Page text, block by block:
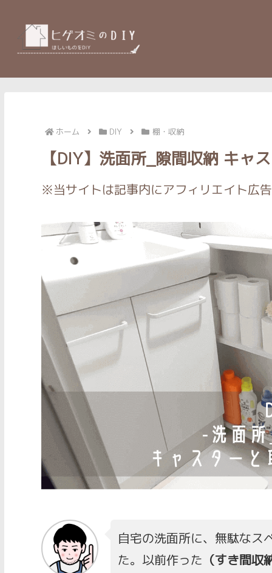
ホーム DIY 棚・収納
【DIY】洗面所_隙間収納 キャ
※当サイトは記事内にアフィリエイト広
自宅の洗面所に、無駄なス
た。以前作った （すき間